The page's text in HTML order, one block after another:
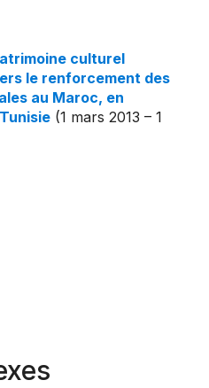
culturel
le renforcement des
au Maroc, en
(1 mars 2013 – 1